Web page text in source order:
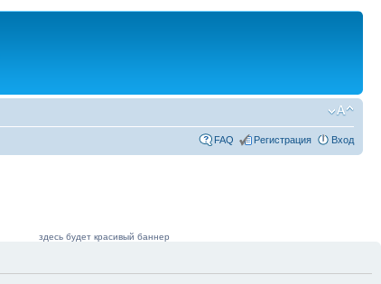
FAQ Регистрация Вход
здесь будет красивый баннер